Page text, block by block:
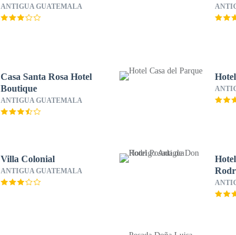
ANTIGUA GUATEMALA
Casa Santa Rosa Hotel
Boutique
ANTIGUA GUATEMALA
Villa Colonial
ANTIGUA GUATEMALA